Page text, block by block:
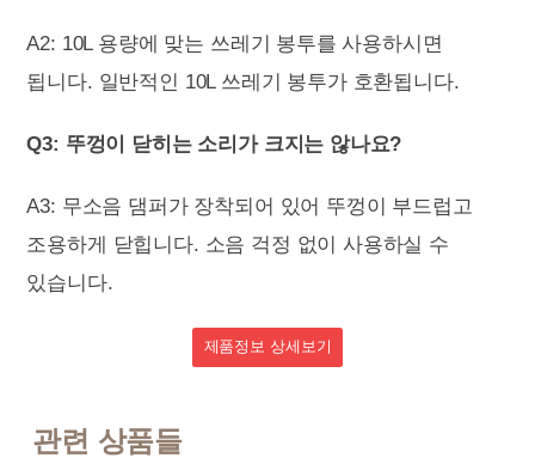
A2: 10L 용량에 맞는 쓰레기 봉투를 사용하시면
됩니다. 일반적인 10L 쓰레기 봉투가 호환됩니다.
Q3: 뚜껑이 닫히는 소리가 크지는 않나요?
A3: 무소음 댐퍼가 장착되어 있어 뚜껑이 부드럽고
조용하게 닫힙니다. 소음 걱정 없이 사용하실 수
있습니다.
제품정보 상세보기
관련 상품들